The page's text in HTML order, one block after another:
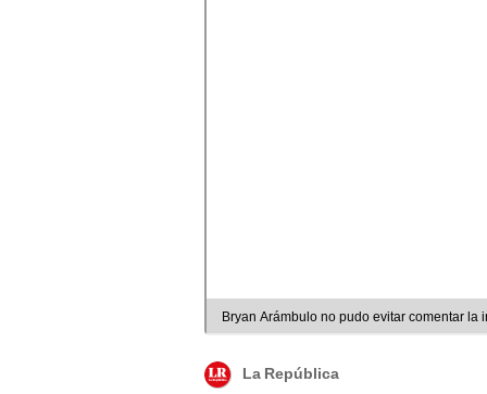
Bryan Arámbulo no pudo evitar comentar la
La República